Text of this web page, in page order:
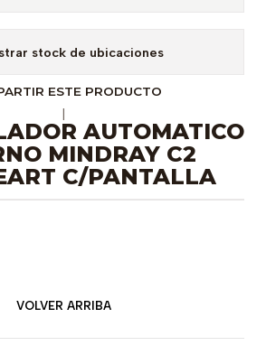
stock de ubicaciones
ESTE PRODUCTO
AUTOMATICO
MINDRAY C2
C/PANTALLA
VOLVER ARRIBA